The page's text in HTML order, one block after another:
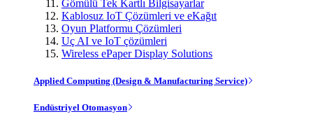
Gömülü Tek Kartlı Bilgisayarlar
Kablosuz IoT Çözümleri ve eKağıt
Oyun Platformu Çözümleri
Uç AI ve IoT çözümleri
Wireless ePaper Display Solutions
Applied Computing (Design & Manufacturing Service)
Endüstriyel Otomasyon